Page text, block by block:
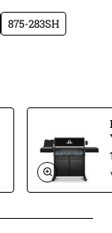
από
από
έλεγχο 180°.
875-283SH